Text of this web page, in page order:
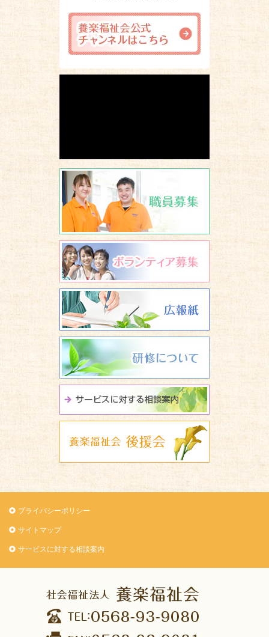
職員募集
ボランティ
プライバシーポリシー
サイトマップ
サービスに対する相談案内